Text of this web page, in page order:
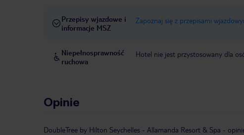
Przepisy wjazdowe i
informacje MSZ
Zapoznaj się z przepisami
Niepełnosprawność
ruchowa
Hotel nie jest przystosowany dla
Opinie
DoubleTree by Hilton Seychelles - Allamanda Resort & Spa -